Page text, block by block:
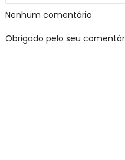
Nenhum comentário
Obrigado pelo seu